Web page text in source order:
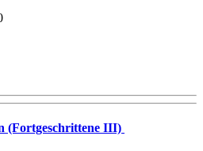
(Fortgeschrittene III)